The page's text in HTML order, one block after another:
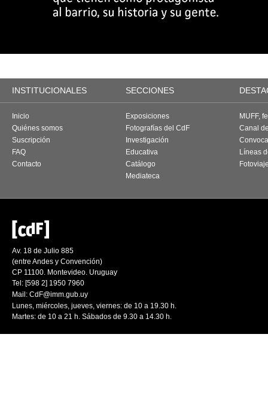
INSTITUCIONALES SECCIONES
Inicio
Quiénes somos
Suscripción
FAQ
Contacto
Exposiciones
Fotografías del CdF
Investigación
Educativa
Catálogo
Mediateca
MUFF,
Canal
Líneas
Av. 18 de Julio 885
(entre Andes y Convención)
CP 11100. Montevideo. Uruguay
Tel: [598 2] 1950 7960
Mail: CdF@imm.gub.uy
Lunes, miércoles, jueves, viernes: de 10 a 19.30 h.
Martes: de 10 a 21 h. Sábados de 9.30 a 14.30 h.